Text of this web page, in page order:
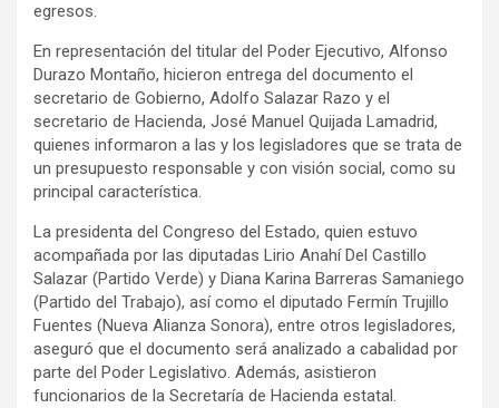
egresos.
En representación del titular del Poder Ejecutivo, Alfonso
Durazo Montaño, hicieron entrega del documento el
secretario de Gobierno, Adolfo Salazar Razo y el
secretario de Hacienda, José Manuel Quijada Lamadrid,
quienes informaron a las y los legisladores que se trata de
un presupuesto responsable y con visión social, como su
principal característica.
La presidenta del Congreso del Estado, quien estuvo
acompañada por las diputadas Lirio Anahí Del Castillo
Salazar (Partido Verde) y Diana Karina Barreras Samaniego
(Partido del Trabajo), así como el diputado Fermín Trujillo
Fuentes (Nueva Alianza Sonora), entre otros legisladores,
aseguró que el documento será analizado a cabalidad por
parte del Poder Legislativo. Además, asistieron
funcionarios de la Secretaría de Hacienda estatal.